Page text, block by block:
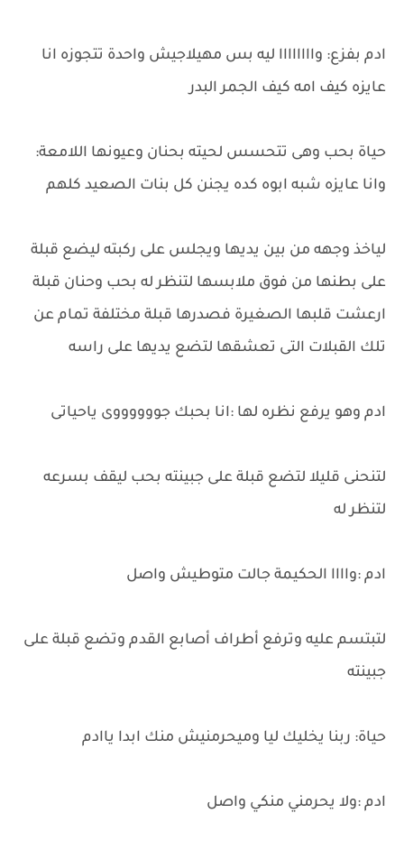
ادم بفزع: واااااااا ليه بس مهيلاجيش واحدة تتجوزه انا
عايزه كيف امه كيف الجمر البدر
حياة بحب وهى تتحسس لحيته بحنان وعيونها اللامعة:
وانا عايزه شبه ابوه كده يجنن كل بنات الصعيد كلهم
لياخذ وجهه من بين يديها ويجلس على ركبته ليضع قبلة
على بطنها من فوق ملابسها لتنظر له بحب وحنان قبلة
ارعشت قلبها الصغيرة فصدرها قبلة مختلفة تمام عن
تلك القبلات التى تعشقها لتضع يديها على راسه
ادم وهو يرفع نظره لها :انا بحبك جووووووى ياحياتى
لتنحنى قليلا لتضع قبلة على جبينته بحب ليقف بسرعه
لتنظر له
ادم :واااا الحكيمة جالت متوطيش واصل
لتبتسم عليه وترفع أطراف أصابع القدم وتضع قبلة على
جبينته
حياة: ربنا يخليك ليا وميحرمنيش منك ابدا ياادم
ادم :ولا يحرمني منكي واصل